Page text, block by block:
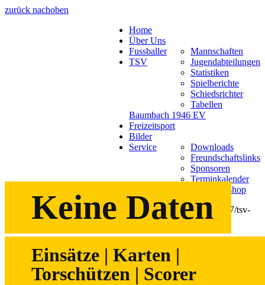
zurück nachoben
Home
Über Uns
Fussballer
Mannschaften
Jugendabteilungen
Statistiken
Spielberichte
Schiedsrichter
Tabellen
TSV
Baumbach 1946 EV
Freizeitsport
Bilder
Service
Downloads
Freundschaftslinks
Sponsoren
Terminkalender
TSV Webshop
Statistiken
Keine Daten
Einsätze | Karten |
Torschützen | Scorer